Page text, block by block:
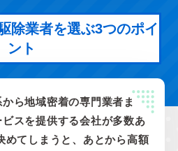
除業者を選ぶ3つのポイ
ント
ら地域密着の専門業者ま
スを提供する会社が多数あ
めてしまうと、あとから高額